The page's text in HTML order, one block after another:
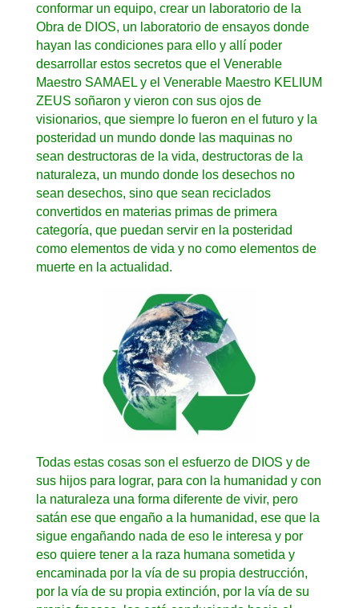
conformar un equipo, crear un laboratorio de la
Obra de DIOS, un laboratorio de ensayos donde
hayan las condiciones para ello y allí poder
desarrollar estos secretos que el Venerable
Maestro SAMAEL y el Venerable Maestro KELIUM
ZEUS soñaron y vieron con sus ojos de
visionarios, que siempre lo fueron en el futuro y la
posteridad un mundo donde las maquinas no
sean destructoras de la vida, destructoras de la
naturaleza, un mundo donde los desechos no
sean desechos, sino que sean reciclados
convertidos en materias primas de primera
categoría, que puedan servir en la posteridad
como elementos de vida y no como elementos de
muerte en la actualidad.
Todas estas cosas son el esfuerzo de DIOS y de
sus hijos para lograr, para con la humanidad y con
la naturaleza una forma diferente de vivir, pero
satán ese que engaño a la humanidad, ese que la
sigue engañando nada de eso le interesa y por
eso quiere tener a la raza humana sometida y
encaminada por la vía de su propia destrucción,
por la vía de su propia extinción, por la vía de su